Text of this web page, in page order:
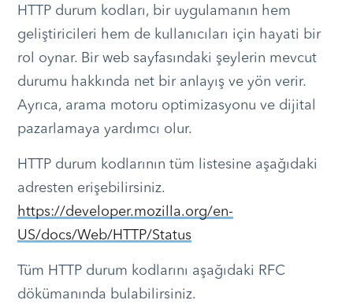
HTTP durum kodları, bir uygulamanın hem
geliştiricileri hem de kullanıcıları için hayati bir
rol oynar. Bir web sayfasındaki şeylerin mevcut
durumu hakkında net bir anlayış ve yön verir.
Ayrıca, arama motoru optimizasyonu ve dijital
pazarlamaya yardımcı olur.
HTTP durum kodlarının tüm listesine aşağıdaki
adresten erişebilirsiniz.
https://developer.mozilla.org/en-
US/docs/Web/HTTP/Status
Tüm HTTP durum kodlarını aşağıdaki RFC
dökümanında bulabilirsiniz.